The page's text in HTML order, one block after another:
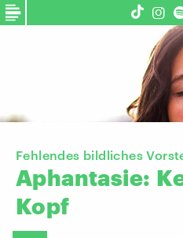
Fehlendes bildliches
Aphantasie:
Kopf